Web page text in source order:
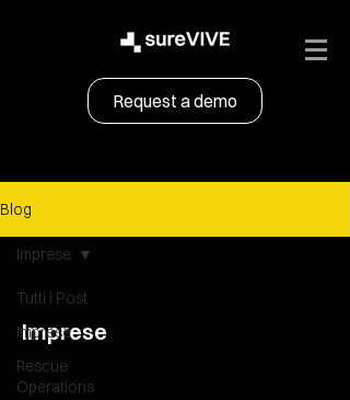
Request a demo
Blog
Tutti i Post
Imprese
Rescue
Operations
Imprese
Imprese